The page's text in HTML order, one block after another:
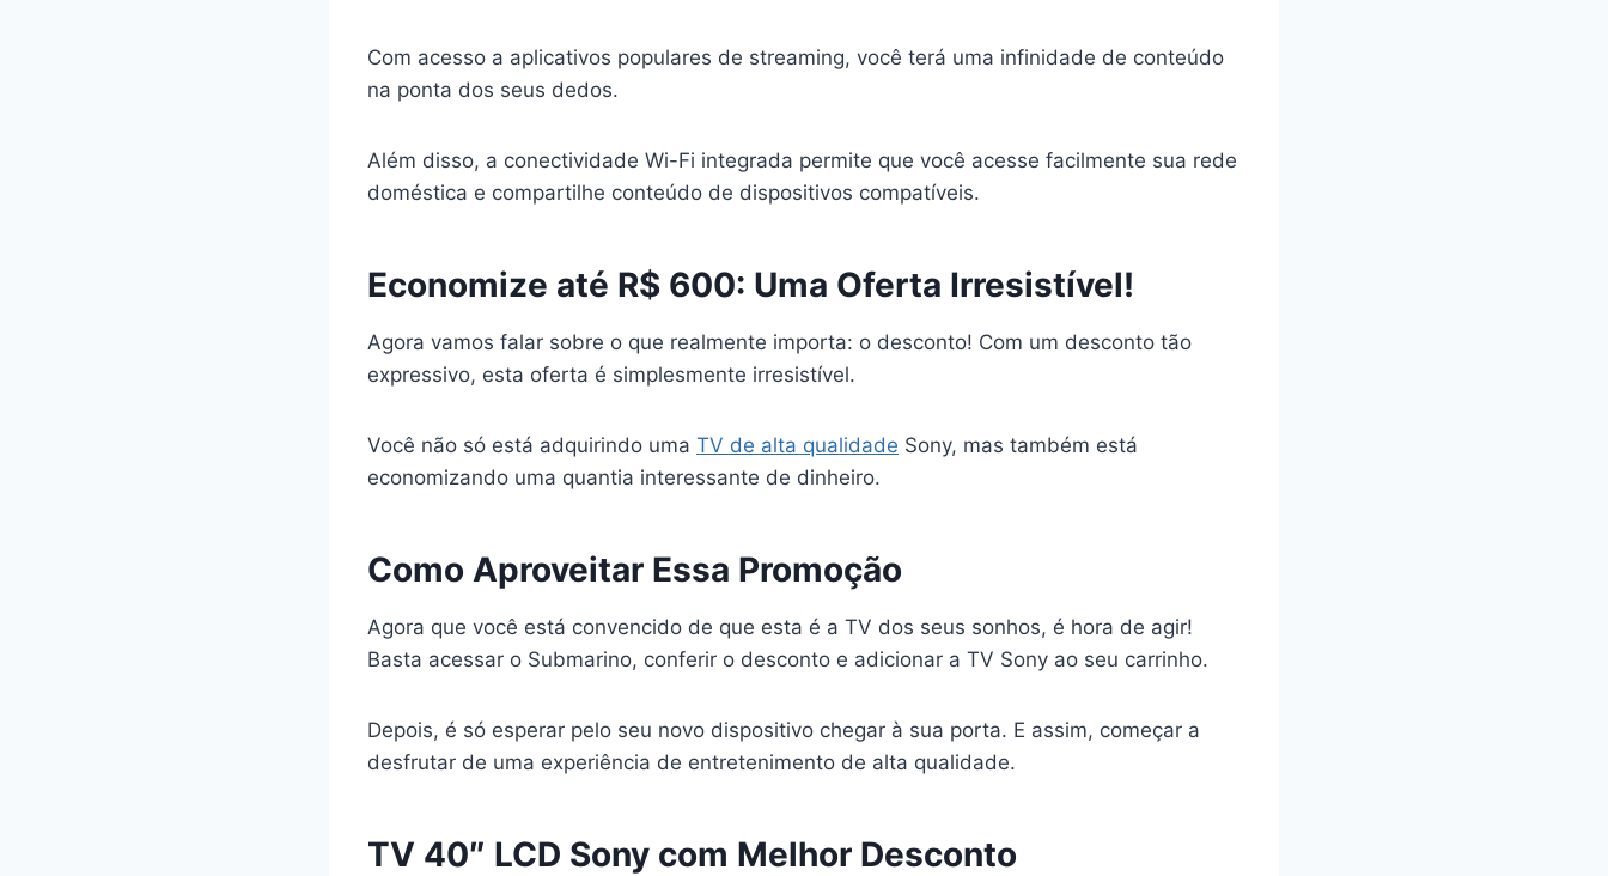
Com acesso a aplicativos populares de streaming, você terá uma infinidade de conteúdo
na ponta dos seus dedos.
Além disso, a conectividade Wi-Fi integrada permite que você acesse facilmente sua rede
doméstica e compartilhe conteúdo de dispositivos compatíveis.
Economize até R$ 600: Uma Oferta Irresistível!
Agora vamos falar sobre o que realmente importa: o desconto! Com um desconto tão
expressivo, esta oferta é simplesmente irresistível.
Você não só está adquirindo uma TV de alta qualidade Sony, mas também está
economizando uma quantia interessante de dinheiro.
Como Aproveitar Essa Promoção
Agora que você está convencido de que esta é a TV dos seus sonhos, é hora de agir!
Basta acessar o Submarino, conferir o desconto e adicionar a TV Sony ao seu carrinho.
Depois, é só esperar pelo seu novo dispositivo chegar à sua porta. E assim, começar a
desfrutar de uma experiência de entretenimento de alta qualidade.
TV 40″ LCD Sony com Melhor Desconto